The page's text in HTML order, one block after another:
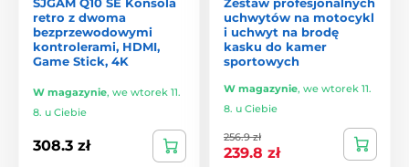
retro z dwoma
bezprzewodowymi
kontrolerami, HDMI,
Game Stick, 4K
W magazynie, we wtorek 11.
8. u Ciebie
308.3 zł
uchwytów na motocykl
i uchwyt na brodę
kasku do kamer
sportowych
W magazynie, we wtorek 11.
8. u Ciebie
256.9 zł
239.8 zł